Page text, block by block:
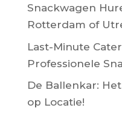
Snackwagen
Rotterdam of
Last-Minute
Professionele
De Ballenkar:
op Locatie!